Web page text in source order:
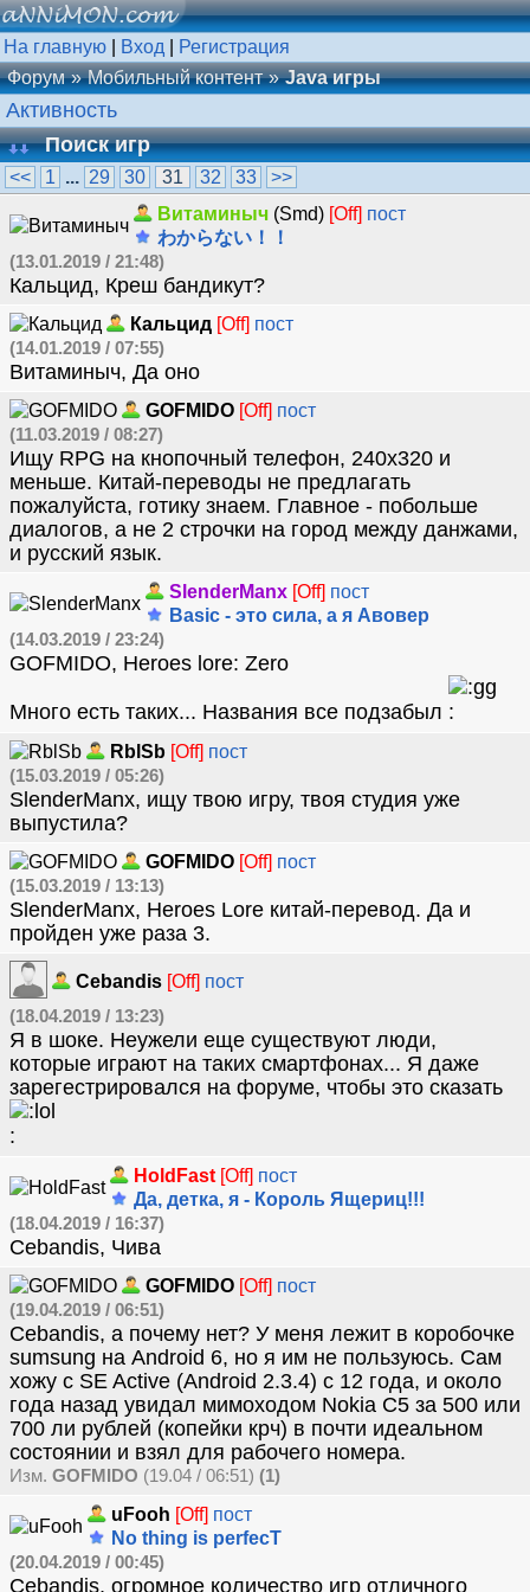
На главную Вход
Регистрация
Форум
Мобильный контент Java игры
Активность
Поиск игр
<< 1 ... 29 30 31 32 33
>>
Витаминыч (Smd) [Off] пост
わからない！！
(13.01.2019 / 21:48)
Кальцид, Креш бандикут?
Кальцид [Off] пост
(14.01.2019 / 07:55)
Витаминыч, Да оно
GOFMIDO [Off] пост
(11.03.2019 / 08:27)
Ищу RPG на кнопочный телефон, 240х320 и
меньше. Китай-переводы не предлагать
пожалуйста, готику знаем. Главное - побольше
диалогов, а не 2 строчки на город между данжами,
и русский язык.
SlenderManx [Off] пост
Basic - это сила, а я Авовер
(14.03.2019 / 23:24)
GOFMIDO, Heroes lore: Zero
Много есть таких... Названия все подзабыл
RblSb [Off] пост
(15.03.2019 / 05:26)
SlenderManx, ищу твою игру, твоя студия уже
выпустила?
GOFMIDO [Off] пост
(15.03.2019 / 13:13)
SlenderManx, Heroes Lore китай-перевод. Да и
пройден уже раза 3.
Cebandis [Off] пост
(18.04.2019 / 13:23)
Я в шоке. Неужели еще существуют люди,
которые играют на таких смартфонах... Я даже
зарегестрировался на форуме, чтобы это сказать
HoldFast [Off] пост
Да, детка, я - Король Ящериц!!!
(18.04.2019 / 16:37)
Cebandis, Чива
GOFMIDO [Off] пост
(19.04.2019 / 06:51)
Cebandis, а почему нет? У меня лежит в коробочке
sumsung на Android 6, но я им не пользуюсь. Сам
хожу с SE Active (Android 2.3.4) с 12 года, и около
года назад увидал мимоходом Nokia C5 за 500 или
700 ли рублей (копейки крч) в почти идеальном
состоянии и взял для рабочего номера.
Изм. GOFMIDO (19.04 / 06:51) (1)
uFooh [Off] пост
No thing is perfecT
(20.04.2019 / 00:45)
Cebandis, огромное количество игр отличного